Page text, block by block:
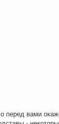
перед вами